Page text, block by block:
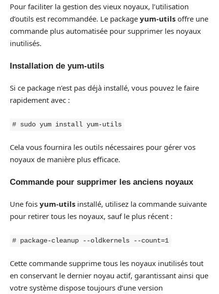
Pour faciliter la gestion des vieux noyaux, l’utilisation
d’outils est recommandée. Le package yum-utils offre une
commande plus automatisée pour supprimer les noyaux
inutilisés.
Installation de yum-utils
Si ce package n’est pas déjà installé, vous pouvez le faire
rapidement avec :
# sudo yum install yum-utils
Cela vous fournira les outils nécessaires pour gérer vos
noyaux de manière plus efficace.
Commande pour supprimer les anciens noyaux
Une fois yum-utils installé, utilisez la commande suivante
pour retirer tous les noyaux, sauf le plus récent :
# package-cleanup --oldkernels --count=1
Cette commande supprime tous les noyaux inutilisés tout
en conservant le dernier noyau actif, garantissant ainsi que
votre système dispose toujours d’une version